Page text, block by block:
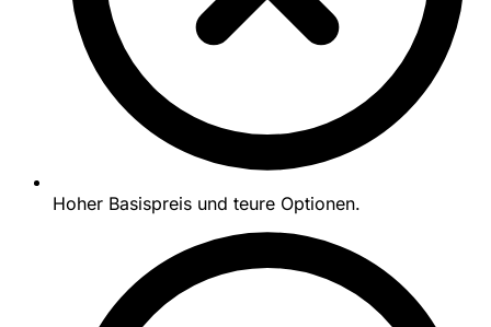
Hoher Basispreis und teure Optionen.